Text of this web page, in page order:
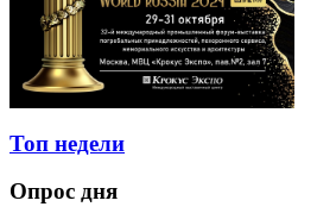
Топ недели
Опрос дня